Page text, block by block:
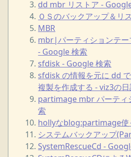
dd mbr リストア -
ＯＳのバックアップ＆リ
MBR
mbr|パーティションテー
- Google 検索
sfdisk - Google 検索
sfdisk の情報を元に dd
複製を作成する - viz3の
partimage mbr パーティ
索
hollyなblog:partimage使
システムバックアップ
SystemRescueCd -